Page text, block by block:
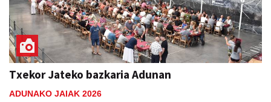
Txekor Jateko bazkaria Adunan
ADUNAKO JAIAK 2026